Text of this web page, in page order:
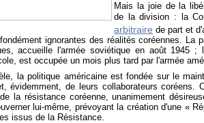
Mais la joie de la
de la division : la
arbitraire de part et
ignorantes des réalités coréennes. La
accueille l'armée soviétique en août 1945 ;
est occupée un mois plus tard par l'armée
la politique américaine est fondée sur le
évidemment, de leurs collaborateurs coréens.
la résistance coréenne, unanimement
lui-même, prévoyant la création d'une «
issus de la Résistance.